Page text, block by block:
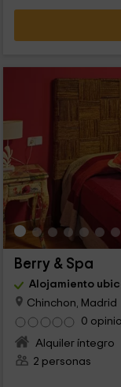
Berry & Spa
Alojamiento
Chinchon, Madrid
0
Alquiler íntegro
2 personas